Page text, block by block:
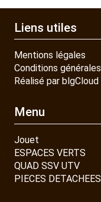
Liens utiles
Mentions légales
Conditions générales
Réalisé par blgCloud
Menu
Jouet
ESPACES VERTS
QUAD SSV UTV
PIECES DETACHEES